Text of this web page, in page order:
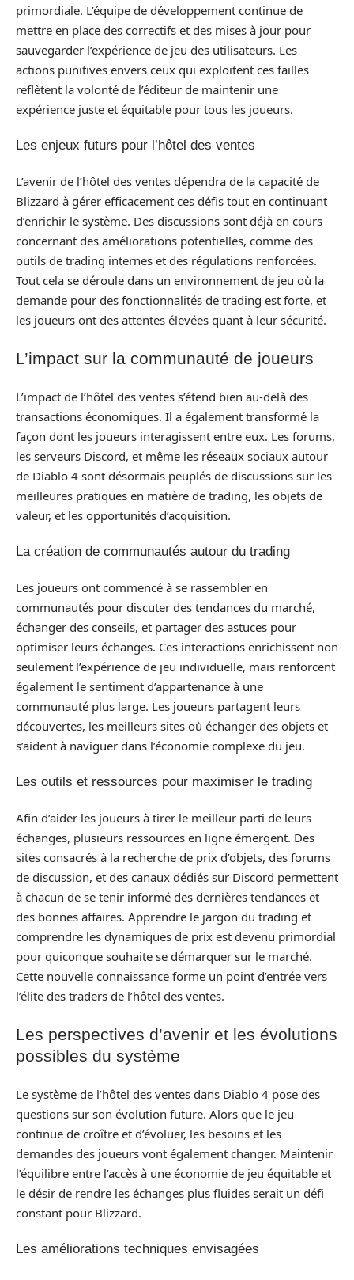
primordiale. L’équipe de développement continue de
mettre en place des correctifs et des mises à jour pour
sauvegarder l’expérience de jeu des utilisateurs. Les
actions punitives envers ceux qui exploitent ces failles
reflètent la volonté de l’éditeur de maintenir une
expérience juste et équitable pour tous les joueurs.
Les enjeux futurs pour l’hôtel des ventes
L’avenir de l’hôtel des ventes dépendra de la capacité de
Blizzard à gérer efficacement ces défis tout en continuant
d’enrichir le système. Des discussions sont déjà en cours
concernant des améliorations potentielles, comme des
outils de trading internes et des régulations renforcées.
Tout cela se déroule dans un environnement de jeu où la
demande pour des fonctionnalités de trading est forte, et
les joueurs ont des attentes élevées quant à leur sécurité.
L’impact sur la communauté de joueurs
L’impact de l’hôtel des ventes s’étend bien au-delà des
transactions économiques. Il a également transformé la
façon dont les joueurs interagissent entre eux. Les forums,
les serveurs Discord, et même les réseaux sociaux autour
de Diablo 4 sont désormais peuplés de discussions sur les
meilleures pratiques en matière de trading, les objets de
valeur, et les opportunités d’acquisition.
La création de communautés autour du trading
Les joueurs ont commencé à se rassembler en
communautés pour discuter des tendances du marché,
échanger des conseils, et partager des astuces pour
optimiser leurs échanges. Ces interactions enrichissent non
seulement l’expérience de jeu individuelle, mais renforcent
également le sentiment d’appartenance à une
communauté plus large. Les joueurs partagent leurs
découvertes, les meilleurs sites où échanger des objets et
s’aident à naviguer dans l’économie complexe du jeu.
Les outils et ressources pour maximiser le trading
Afin d’aider les joueurs à tirer le meilleur parti de leurs
échanges, plusieurs ressources en ligne émergent. Des
sites consacrés à la recherche de prix d’objets, des forums
de discussion, et des canaux dédiés sur Discord permettent
à chacun de se tenir informé des dernières tendances et
des bonnes affaires. Apprendre le jargon du trading et
comprendre les dynamiques de prix est devenu primordial
pour quiconque souhaite se démarquer sur le marché.
Cette nouvelle connaissance forme un point d’entrée vers
l’élite des traders de l’hôtel des ventes.
Les perspectives d’avenir et les évolutions
possibles du système
Le système de l’hôtel des ventes dans Diablo 4 pose des
questions sur son évolution future. Alors que le jeu
continue de croître et d’évoluer, les besoins et les
demandes des joueurs vont également changer. Maintenir
l’équilibre entre l’accès à une économie de jeu équitable et
le désir de rendre les échanges plus fluides serait un défi
constant pour Blizzard.
Les améliorations techniques envisagées